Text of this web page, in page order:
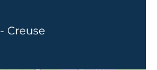
Creuse